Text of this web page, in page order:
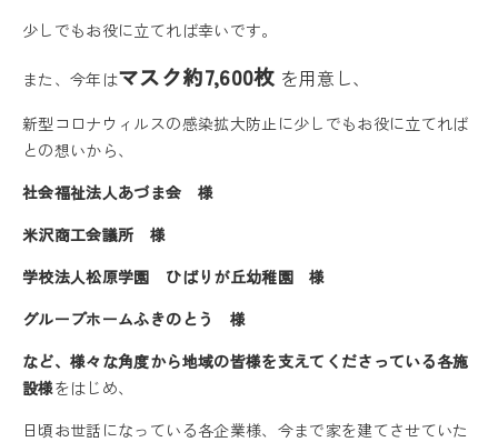
少しでもお役に立てれば幸いです。
また、今年はマスク約7,600枚 を用意し、
新型コロナウィルスの感染拡大防止に少しでもお役に立てれば
との想いから、
社会福祉法人あづま会 様
米沢商工会議所 様
学校法人松原学園 ひばりが丘幼稚園 様
グループホームふきのとう 様
など、様々な角度から地域の皆様を支えてくださっている各施
設様をはじめ、
日頃お世話になっている各企業様、今まで家を建てさせていた